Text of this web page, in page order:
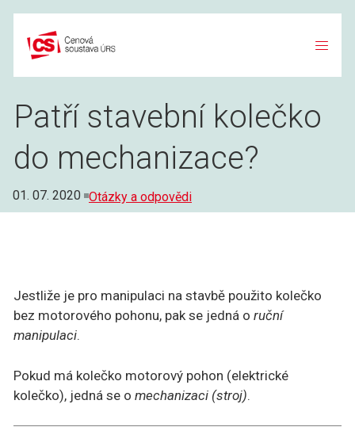
obsah
Patří stavební kolečko
do mechanizace?
01. 07. 2020 Rubriky
Otázky a odpovědi
Jestliže je pro manipulaci na stavbě použito kolečko
bez motorového pohonu, pak se jedná o ruční
manipulaci.
Pokud má kolečko motorový pohon (elektrické
kolečko), jedná se o mechanizaci (stroj).